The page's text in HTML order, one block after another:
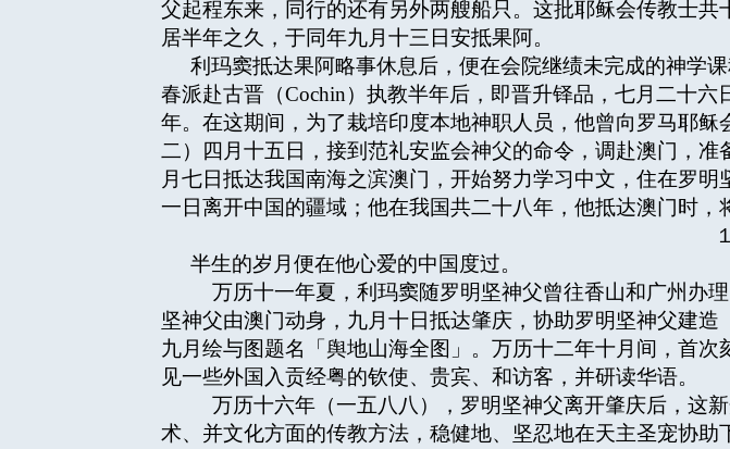
父起程东来，同行的还有另外两艘船只。这批耶稣会传教士
居半年之久，于同年九月十三日安抵果阿。
利玛窦抵达果阿略事休息后，便在会院继绩未完成的神学
春派赴古晋（Cochin）执教半年后，即晋升铎品，七月二十
年。在这期间，为了栽培印度本地神职人员，他曾向罗马耶
二）四月十五日，接到范礼安监会神父的命令，调赴澳门，
月七日抵达我国南海之滨澳门，开始努力学习中文，住在罗
一日离开中国的疆域；他在我国共二十八年，他抵达澳门时，
半生的岁月便在他心爱的中国度过。
万历十一年夏，利玛窦随罗明坚神父曾往香山和广州办
坚神父由澳门动身，九月十日抵达肇庆，协助罗明坚神父建
九月绘与图题名「舆地山海全图」。万历十二年十月间，首
见一些外国入贡经粤的钦使、贵宾、和访客，并研读华语。
万历十六年（一五八八），罗明坚神父离开肇庆后，这
术、并文化方面的传教方法，稳健地、坚忍地在天主圣宠协助